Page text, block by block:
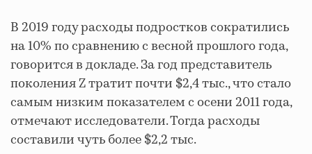
В 2019 году расходы подростков сократились
на 10% по сравнению с весной прошлого года,
говорится в докладе. За год представитель
поколения Z тратит почти $2,4 тыс., что стало
самым низким показателем с осени 2011 года,
отмечают исследователи. Тогда расходы
составили чуть более $2,2 тыс.